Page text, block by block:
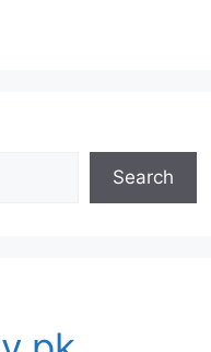
Search